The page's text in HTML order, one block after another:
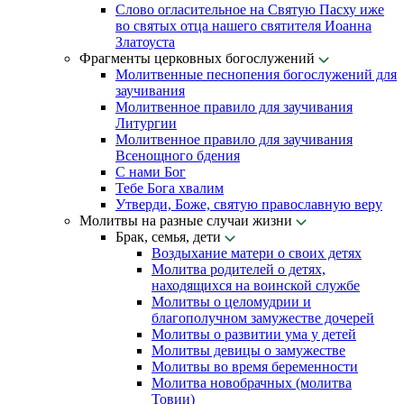
Слово огласительное на Святую Пасху иже
во святых отца нашего святителя Иоанна
Златоуста
Фрагменты церковных богослужений
Молитвенные песнопения богослужений для
заучивания
Молитвенное правило для заучивания
Литургии
Молитвенное правило для заучивания
Всенощного бдения
С нами Бог
Тебе Бога хвалим
Утверди, Боже, святую православную веру
Молитвы на разные случаи жизни
Брак, семья, дети
Воздыхание матери о своих детях
Молитва родителей о детях,
находящихся на воинской службе
Молитвы о целомудрии и
благополучном замужестве дочерей
Молитвы о развитии ума у детей
Молитвы девицы о замужестве
Молитвы во время беременности
Молитва новобрачных (молитва
Товии)